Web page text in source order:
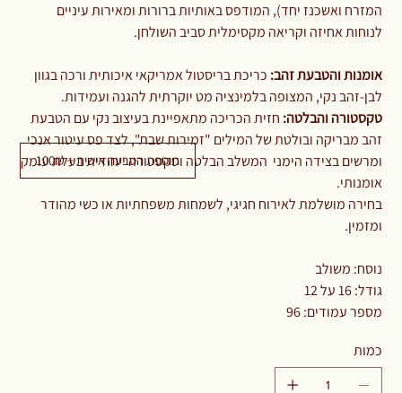
המזרח ואשכנז יחד), המודפס באותיות ברורות ומאירות עיניים
לנוחות אחיזה וקריאה מקסימלית סביב השולחן.
אומנות והטבעת זהב: כריכת בריסטול אמריקאי איכותית ורכה בגוון
לבן-זהב נקי, המצופה בלמינציה מט יוקרתית להגנה ועמידות.
טקסטורה והבלטה: חזית הכריכה מתאפיינת בעיצוב נקי עם הטבעת
זהב מבריקה ובולטת של המילים "זמירות שבת", לצד פס עיטור אנכי
ומרשים בצידה הימני המשלב הבלטה וטקסטורה ייחודית בעלת עומק
אומנותי.
בחירה מושלמת לאירוח חגיגי, לשמחות משפחתיות או כשי מהודר
ומזמין.
נוסח: משולב
גודל: 16 על 12
מספר עמודים: 96
כמות
תוספת הטבעה אישית + 100₪